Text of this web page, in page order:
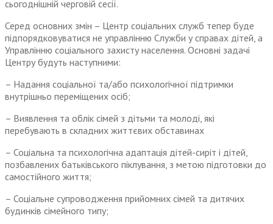
сьогоднішній черговій сесії.
Серед основних змін – Центр соціальних служб тепер буде
підпорядковуватися не управлінню Служби у справах дітей, а
Управлінню соціального захисту населення. Основні задачі
Центру будуть наступними:
– Надання соціальної та/або психологічної підтримки
внутрішньо переміщених осіб;
– Виявлення та облік сімей з дітьми та молоді, які
перебувають в складних життєвих обставинах
– Соціальна та психологічна адаптація дітей-сиріт і дітей,
позбавлених батьківського піклування, з метою підготовки до
самостійного життя;
– Соціальне супроводження прийомних сімей та дитячих
будинків сімейного типу;